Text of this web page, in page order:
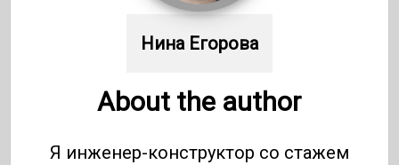
Нина Егорова
About the author
Я инженер-конструктор со стажем